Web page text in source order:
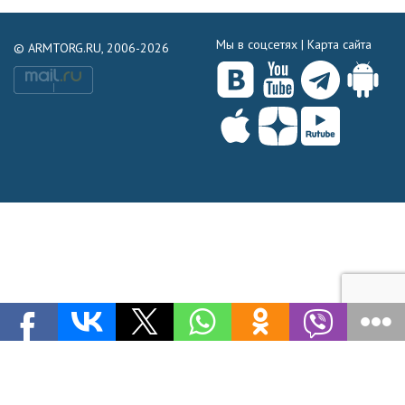
© ARMTORG.RU, 2006-2026 Мы в соцсетях | Карта сайта